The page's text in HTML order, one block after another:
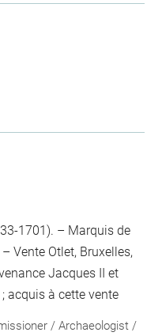
1701). – Marquis de
Vente Otlet, Bruxelles,
Jacques II et
acquis à cette vente
/ Archaeologist /